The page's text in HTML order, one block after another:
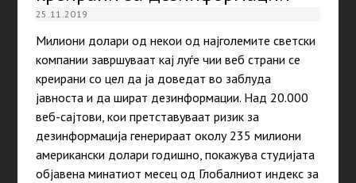
25.11.2019
Милиони долари од некои од најголемите светски
компании завршуваат кај луѓе чии веб страни се
креирани со цел да ја доведат во заблуда
јавноста и да шират дезинформации. Над 20.000
веб-сајтови, кои претставуваат ризик за
дезинформација генерираат околу 235 милиони
американски долари годишно, покажува студијата
објавена минатиот месец од Глобалниот индекс за